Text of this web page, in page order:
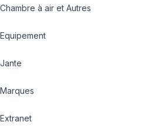
Chambre à air et Autres
Equipement
Jante
Marques
Extranet